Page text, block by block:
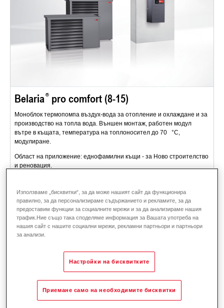
Belaria pro comfort (8-15)
Моноблок термопомпа въздух-вода за отопление и охлаждане и за
производство на топла вода. Външен монтаж, работен модул
вътре в къщата, температура на топлоносител до 70 °C,
модулиране.
Област на приложение: еднофамилни къщи - за Ново строителство
и реновация.
Аксесоари
Използваме „бисквитки“, за да може нашият сайт да функционира
правилно, за да персонализираме съдържанието и рекламите, за да
предоставим функции за социалните мрежи и за да анализираме нашия
трафик.Ние също така споделяме информация за Вашата употреба на
нашия сайт с нашите социални мрежи, рекламни партньори и партньори
за анализи.
Настройки на бисквитките
Приемане само на необходимите бисквитки